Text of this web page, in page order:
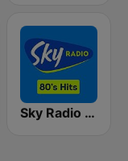
Sky Radio 80's Hits